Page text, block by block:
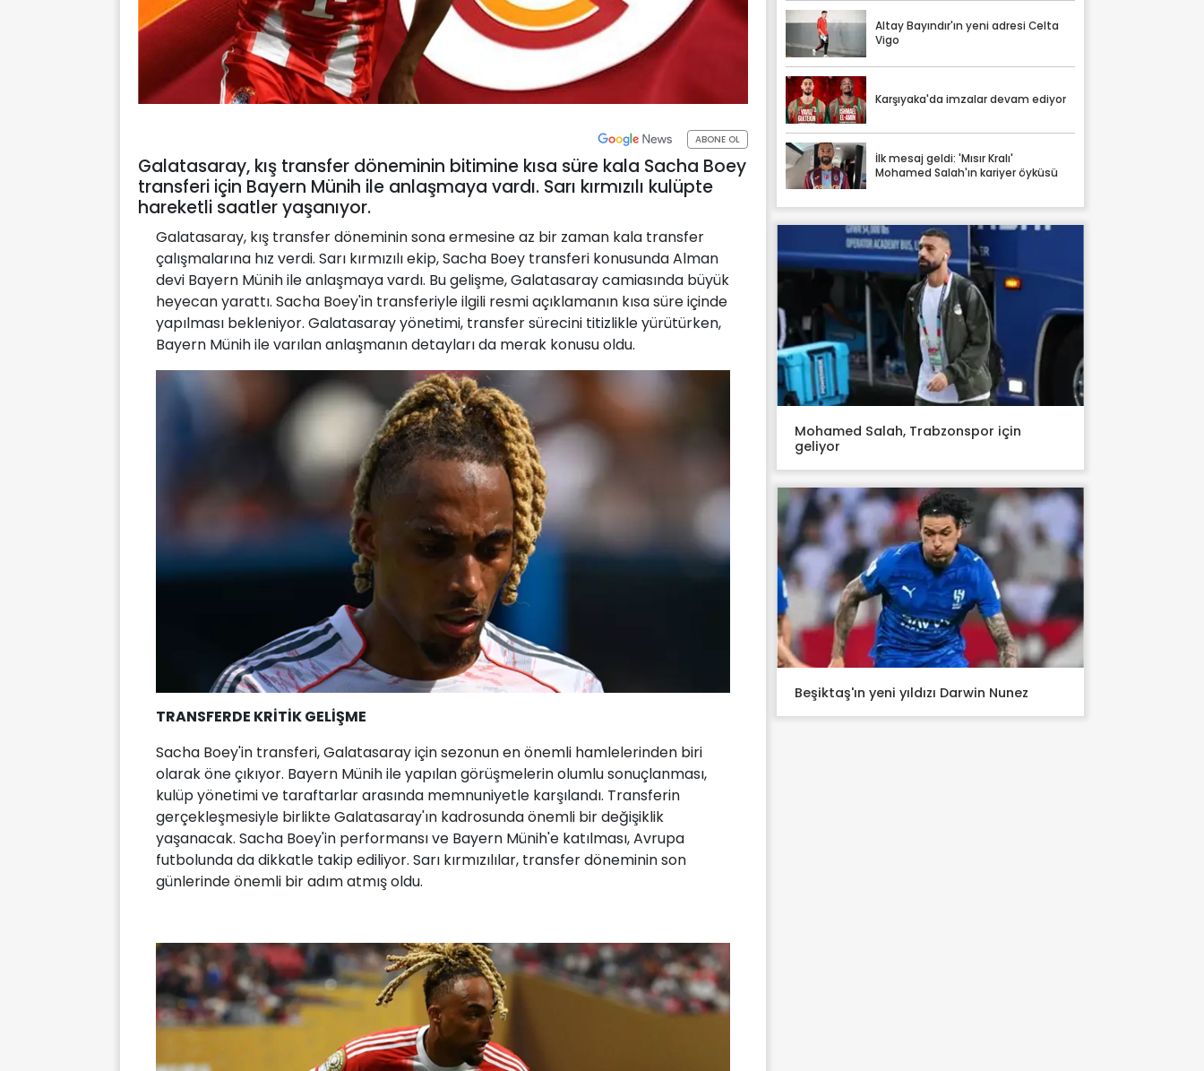
ABONE OL
Galatasaray, kış transfer döneminin bitimine kısa süre kala Sacha Boey
transferi için Bayern Münih ile anlaşmaya vardı. Sarı kırmızılı kulüpte
hareketli saatler yaşanıyor.
Galatasaray, kış transfer döneminin sona ermesine az bir zaman kala transfer
çalışmalarına hız verdi. Sarı kırmızılı ekip, Sacha Boey transferi konusunda Alman
devi Bayern Münih ile anlaşmaya vardı. Bu gelişme, Galatasaray camiasında büyük
heyecan yarattı. Sacha Boey'in transferiyle ilgili resmi açıklamanın kısa süre içinde
yapılması bekleniyor. Galatasaray yönetimi, transfer sürecini titizlikle yürütürken,
Bayern Münih ile varılan anlaşmanın detayları da merak konusu oldu.
TRANSFERDE KRİTİK GELİŞME
Sacha Boey'in transferi, Galatasaray için sezonun en önemli hamlelerinden biri
olarak öne çıkıyor. Bayern Münih ile yapılan görüşmelerin olumlu sonuçlanması,
kulüp yönetimi ve taraftarlar arasında memnuniyetle karşılandı. Transferin
gerçekleşmesiyle birlikte Galatasaray'ın kadrosunda önemli bir değişiklik
yaşanacak. Sacha Boey'in performansı ve Bayern Münih'e katılması, Avrupa
futbolunda da dikkatle takip ediliyor. Sarı kırmızılılar, transfer döneminin son
günlerinde önemli bir adım atmış oldu.
Altay Bayındır'ın yeni adresi Celta
Vigo
Karşıyaka'da imzalar devam ediyor
İlk mesaj geldi: 'Mısır Kralı'
Mohamed Salah'ın kariyer öyküsü
Mohamed Salah, Trabzonspor için
geliyor
Beşiktaş'ın yeni yıldızı Darwin Nunez